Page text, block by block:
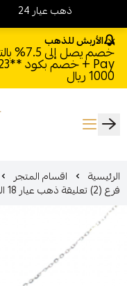
الأربش للذهب
1000 ريال
الرئيسية اقسام المتجر
فرع (2) تعليقة ذهب عيار 18 الوزن 1.38 جرام
24 ذهب عيار